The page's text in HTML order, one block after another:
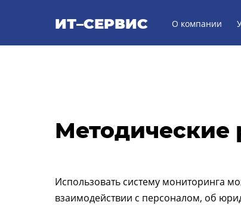
ИТ–СЕРВИС О компании
Использовать систему мониторинга
взаимодействии с персоналом, об